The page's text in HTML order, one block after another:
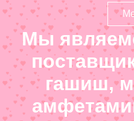
Мы
гашиш,